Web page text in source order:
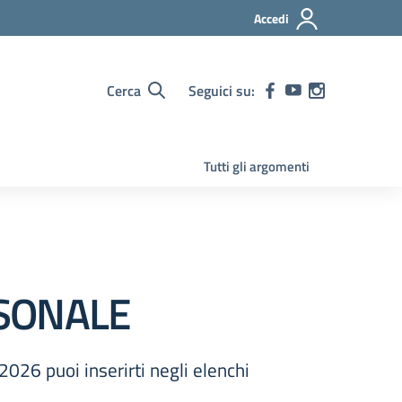
Accedi
Cerca Seguici su:
Tutti gli argomenti
puoi inserirti negli elenchi